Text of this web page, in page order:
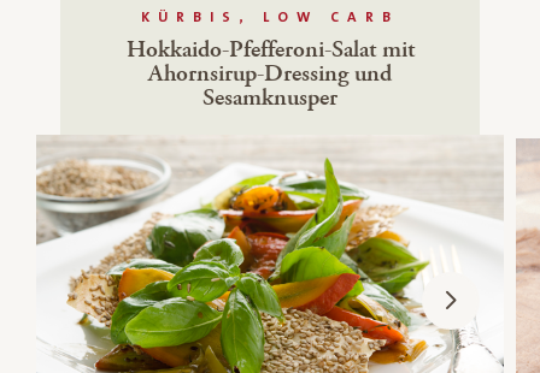
KÜRBIS, LOW CARB
Hokkaido-Pfefferoni-Salat mit
Ahornsirup-Dressing und
Sesamknusper